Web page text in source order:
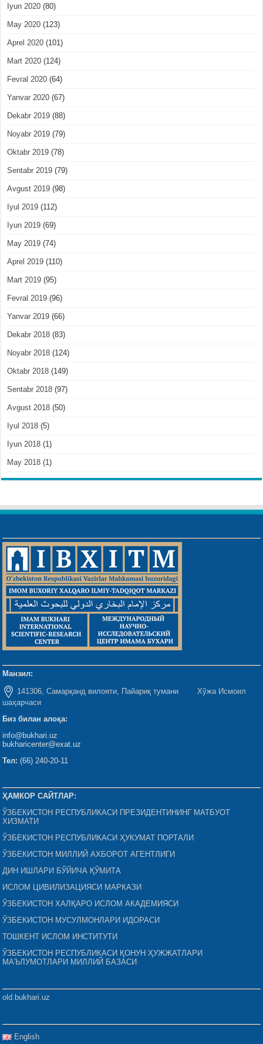
Iyun 2020 (80)
May 2020 (123)
Aprel 2020 (101)
Mart 2020 (124)
Fevral 2020 (64)
Yanvar 2020 (67)
Dekabr 2019 (88)
Noyabr 2019 (79)
Oktabr 2019 (78)
Sentabr 2019 (79)
Avgust 2019 (98)
Iyul 2019 (112)
Iyun 2019 (69)
May 2019 (74)
Aprel 2019 (110)
Mart 2019 (95)
Fevral 2019 (96)
Yanvar 2019 (66)
Dekabr 2018 (83)
Noyabr 2018 (124)
Oktabr 2018 (149)
Sentabr 2018 (97)
Avgust 2018 (50)
Iyul 2018 (5)
Iyun 2018 (1)
May 2018 (1)
Манзил:
141306, Самарқанд вилояти, Пайариқ тумани Хўжа Исмоил
шаҳарчаси
Биз билан алоқа:
info@bukhari.uz
bukharicenter@exat.uz
Тел: (66) 240-20-11
ҲАМКОР САЙТЛАР:
ЎЗБЕКИСТОН РЕСПУБЛИКАСИ ПРЕЗИДЕНТИНИНГ МАТБУОТ
ХИЗМАТИ
ЎЗБЕКИСТОН РЕСПУБЛИКАСИ ҲУКУМАТ ПОРТАЛИ
ЎЗБЕКИСТОН МИЛЛИЙ АХБОРОТ АГЕНТЛИГИ
ДИН ИШЛАРИ БЎЙИЧА ҚЎМИТА
ИСЛОМ ЦИВИЛИЗАЦИЯСИ МАРКАЗИ
ЎЗБЕКИСТОН ХАЛҚАРО ИСЛОМ АКАДЕМИЯСИ
ЎЗБЕКИСТОН МУСУЛМОНЛАРИ ИДОРАСИ
ТОШКЕНТ ИСЛОМ ИНСТИТУТИ
ЎЗБЕКИСТОН РЕСПУБЛИКАСИ ҚОНУН ҲУЖЖАТЛАРИ
МАЪЛУМОТЛАРИ МИЛЛИЙ БАЗАСИ
old.bukhari.uz
English